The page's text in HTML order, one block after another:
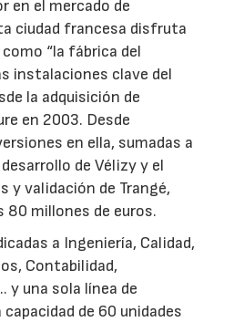
en el mercado de
ciudad francesa disfruta
“la fábrica del
instalaciones clave del
la adquisición de
en 2003. Desde
en ella, sumadas a
de Vélizy y el
y validación de Trangé,
80 millones de euros.
a Ingeniería, Calidad,
Contabilidad,
y una sola línea de
de 60 unidades